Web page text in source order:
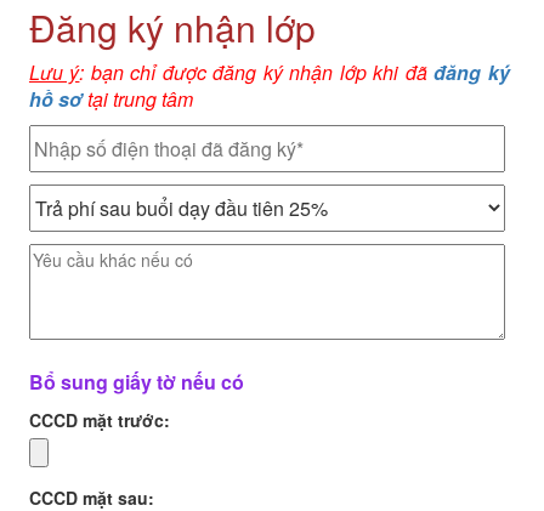
Đăng ký nhận lớp
Lưu ý: bạn chỉ được đăng ký nhận lớp khi đãđăng ký
hồ sơtại trung tâm
Bổ sung giấy tờ nếu có
CCCD mặt trước:
CCCD mặt sau: